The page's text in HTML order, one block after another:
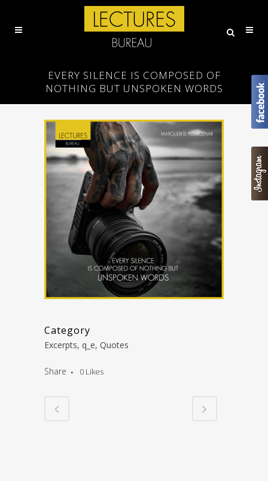
EVERY SILENCE IS COMPOSED OF
NOTHING BUT UNSPOKEN WORDS
Category
Excerpts, q_e, Quotes
Share 0 Likes